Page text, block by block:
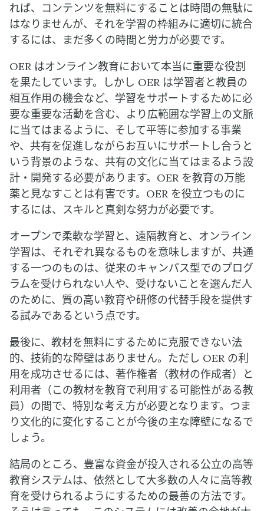
れば、コンテンツを無料にすることは時間の無駄に
はなりませんが、それを学習の枠組みに適切に統合
するには、まだ多くの時間と労力が必要です。
OER はオンライン教育において本当に重要な役割
を果たしています。しかし OER は学習者と教員の
相互作用の機会など、学習をサポートするために必
要な重要な活動を含む、より広範囲な学習上の文脈
に当てはまるように、そして平等に参加する事業
や、共有を促進しながらお互いにサポートし合うと
いう背景のような、共有の文化に当てはまるよう設
計・開発する必要があります。OER を教育の万能
薬と見なすことは有害です。OER を役立つものに
するには、スキルと真剣な努力が必要です。
オープンで柔軟な学習と、遠隔教育と、オンライン
学習は、それぞれ異なるものを意味しますが、共通
する一つのものは、従来のキャンパス型でのプログ
ラムを受けられない人や、受けないことを選んだ人
のために、質の高い教育や研修の代替手段を提供す
る試みであるという点です。
最後に、教材を無料にするために克服できない法
的、技術的な障壁はありません。ただし OER の利
用を成功させるには、著作権者（教材の作成者）と
利用者（この教材を教育で利用する可能性がある教
員）の間で、特別な考え方が必要となります。つま
り文化的に変化することが今後の主な障壁になるで
しょう。
結局のところ、豊富な資金が投入される公立の高等
教育システムは、依然として大多数の人々に高等教
育を受けられるようにするための最善の方法です。